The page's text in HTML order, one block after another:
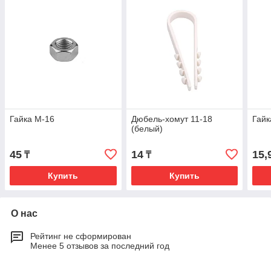
Гайка М-16
45 ₸
Купить
Дюбель-хомут 11-18
(белый)
14₸
Купить
О нас
Рейтинг не сформирован
Менее 5 отзывов за последний год